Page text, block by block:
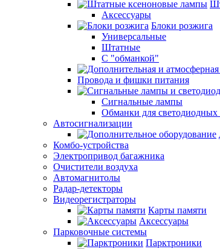
Аксессуары
Блоки розжига
Универсальные
Штатные
С "обманкой"
Провода и фишки питания
Сигнальные лампы
Обманки для
Автосигнализации
Комбо-устройства
Электропривод багажника
Очистители воздуха
Автомагнитолы
Радар-детекторы
Видеорегистраторы
Карты памяти
Аксессуары
Парковочные системы
Парктроники